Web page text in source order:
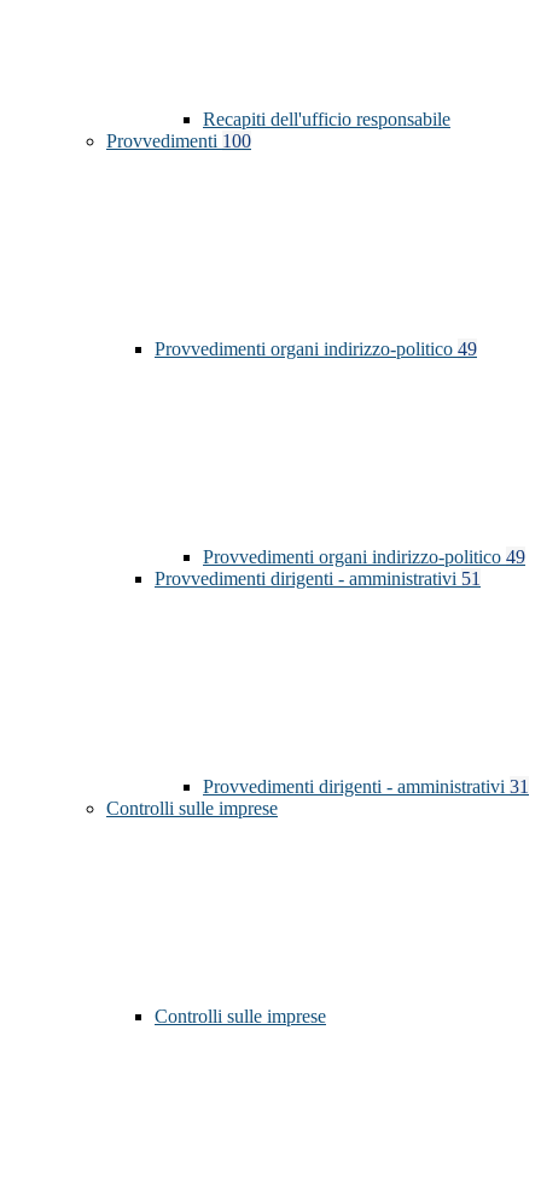
Recapiti dell'ufficio responsabile
Provvedimenti 100
Provvedimenti organi indirizzo-politico 49
Provvedimenti organi indirizzo-politico 49
Provvedimenti dirigenti - amministrativi 51
Provvedimenti dirigenti - amministrativi 31
Controlli sulle imprese
Controlli sulle imprese